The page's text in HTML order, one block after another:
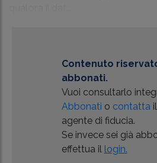
Contenuto
abbonati.
Vuoi consultarlo
Abbonati o contattail
agente di fiducia.
Se invece sei già
effettua il login.